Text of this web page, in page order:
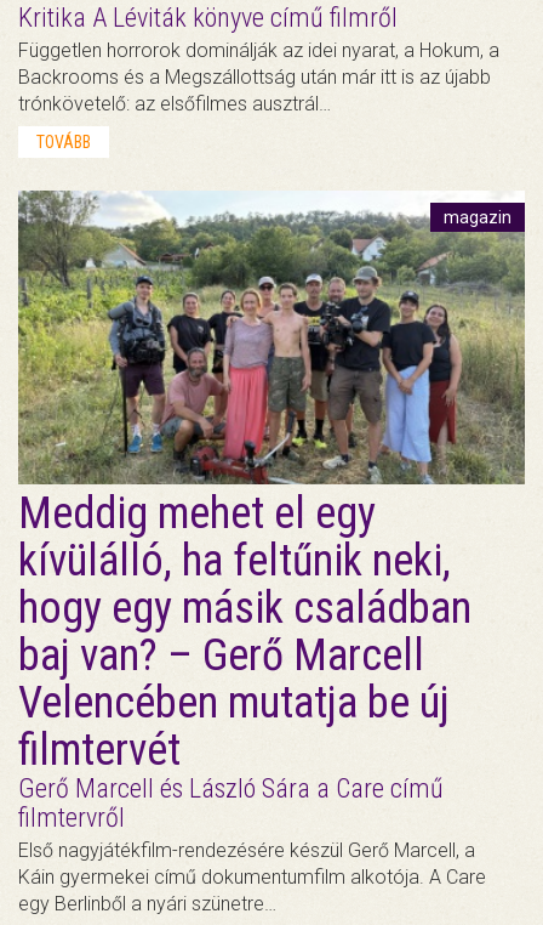
Kritika A Léviták könyve című filmről
Független horrorok dominálják az idei nyarat, a Hokum, a
Backrooms és a Megszállottság után már itt is az újabb
trónkövetelő: az elsőfilmes ausztrál…
TOVÁBB
magazin
Meddig mehet el egy
kívülálló, ha feltűnik neki,
hogy egy másik családban
baj van? – Gerő Marcell
Velencében mutatja be új
filmtervét
Gerő Marcell és László Sára a Care című
filmtervről
Első nagyjátékfilm-rendezésére készül Gerő Marcell, a
Káin gyermekei című dokumentumfilm alkotója. A Care
egy Berlinből a nyári szünetre…